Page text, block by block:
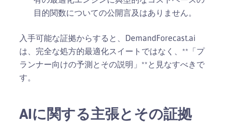
目的関数についての公開言及はありません。
入手可能な証拠からすると、DemandForecast.ai
は、完全な処方的最適化スイートではなく、**「プ
ランナー向けの予測とその説明」**と見なすべきで
す。
AIに関する主張とその証拠